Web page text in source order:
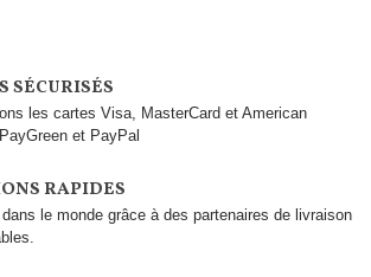
SÉCURISÉS
les cartes Visa, MasterCard et American
et PayPal
RAPIDES
le monde grâce à des partenaires de livraison